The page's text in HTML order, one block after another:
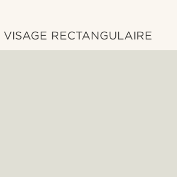
VISAGE RECTANGULAIRE